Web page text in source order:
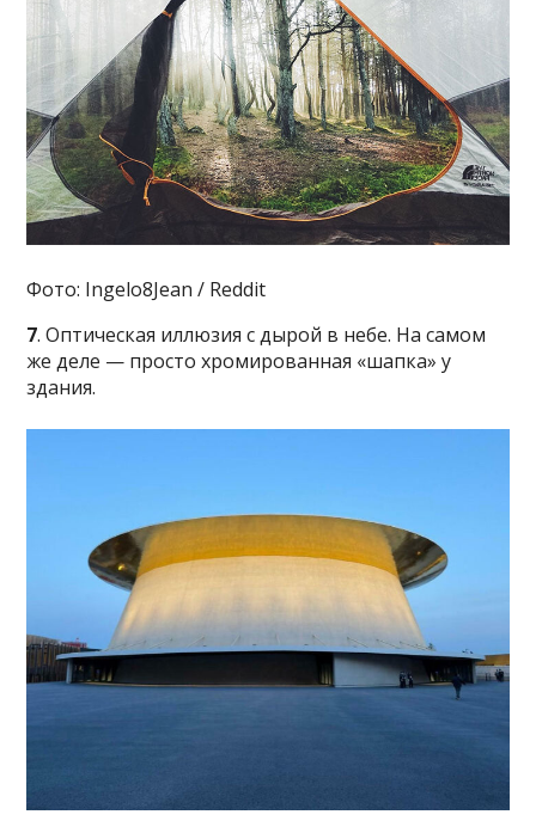
Фото: Ingelo8Jean / Reddit
7. Оптическая иллюзия с дырой в небе. На самом
же деле — просто хромированная «шапка» у
здания.